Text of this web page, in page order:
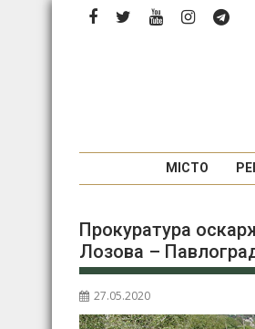
МІСТО
Прокуратура
Лозова –
27.05.2020